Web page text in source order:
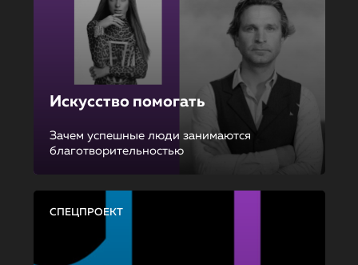
Искусство помогать
Зачем успешные люди занимаются
благотворительностью
СПЕЦПРОЕКТ